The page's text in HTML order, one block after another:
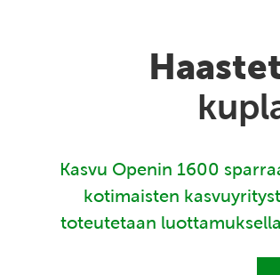
Kasvu Openin 1600
kotimaisten
toteutetaan